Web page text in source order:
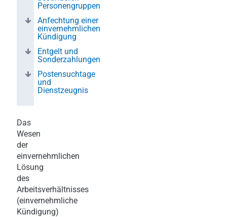
Personengruppen
Anfechtung einer
einvernehmlichen
Kündigung
Entgelt und
Sonderzahlungen
Postensuchtage
und
Dienstzeugnis
Das
Wesen
der
einvernehmlichen
Lösung
des
Arbeitsverhältnisses
(einvernehmliche
Kündigung)